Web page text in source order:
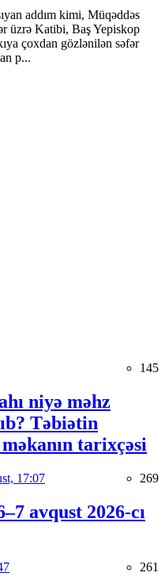
addım kimi, Müqəddəs
üzrə Katibi, Baş Yepiskop
çoxdan gözlənilən səfər
p...
145
niyə məhz
Təbiətin
tarixçəsi
17:07 269
avqust 2026-cı
261